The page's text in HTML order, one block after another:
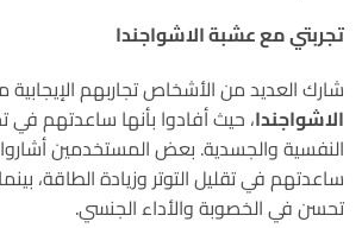
تجربتي مع عشبة الاشواجندا
شارك العديد من الأشخاص تجاربهم الإيجابية
الاشواجندا، حيث أفادوا بأنها ساعدتهم
النفسية والجسدية. بعض المستخدمين
ساعدتهم في تقليل التوتر وزيادة الطاقة،
تحسن في الخصوبة والأداء الجنسي.